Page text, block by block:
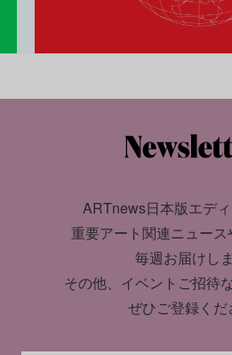
ARTnews日本版エデ
重要アート関連ニュー
毎週お届けしま
その他、イベントご招待
ぜひご登録くだ